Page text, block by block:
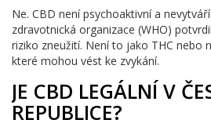
Ne. CBD není psychoaktivní a
zdravotnická organizace (WHO)
riziko zneužití. Není to jako THC nebo
které mohou vést ke zvykání.
JE CBD LEGÁLNÍ V
REPUBLICE?